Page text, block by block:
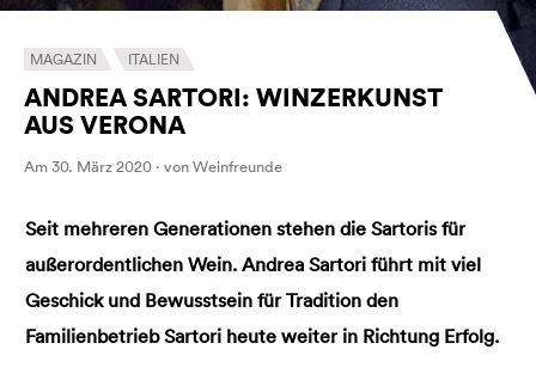
MAGAZIN ITALIEN
ANDREA SARTORI: WINZERKUNST
AUS VERONA
Am 30. März 2020 · von Weinfreunde
Seit mehreren Generationen stehen die Sartoris für
außerordentlichen Wein. Andrea Sartori führt mit viel
Geschick und Bewusstsein für Tradition den
Familienbetrieb Sartori heute weiter in Richtung Erfolg.